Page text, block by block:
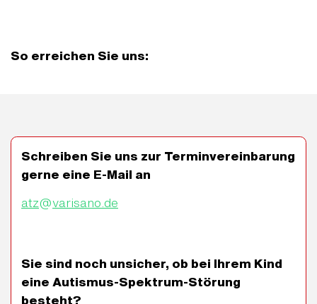
So erreichen Sie uns:
Schreiben Sie uns zur Terminvereinbarung
gerne eine E-Mail an
atz@varisano.de
Sie sind noch unsicher, ob bei Ihrem Kind
eine Autismus-Spektrum-Störung
besteht?